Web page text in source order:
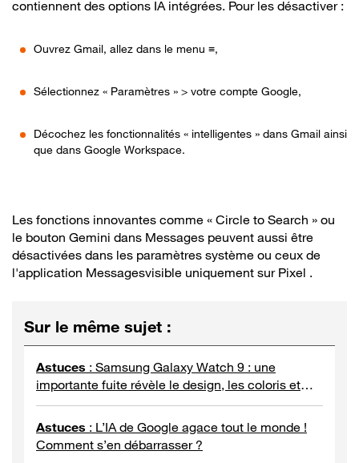
contiennent des options IA intégrées. Pour les désactiver :
Ouvrez Gmail, allez dans le menu ≡,
Sélectionnez « Paramètres » > votre compte Google,
Décochez les fonctionnalités « intelligentes » dans Gmail ainsi
que dans Google Workspace.
Les fonctions innovantes comme « Circle to Search » ou
le bouton Gemini dans Messages peuvent aussi être
désactivées dans les paramètres système ou ceux de
l'application Messagesvisible uniquement sur Pixel .
Sur le même sujet :
Astuces : Samsung Galaxy Watch 9 : une
importante fuite révèle le design, les coloris et
l’abandon d’un composant capital
Astuces : L’IA de Google agace tout le monde !
Comment s’en débarrasser ?